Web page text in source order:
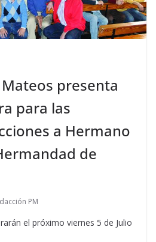
Mateos presenta
para las
a Hermano
de
PM
el próximo viernes 5 de Julio